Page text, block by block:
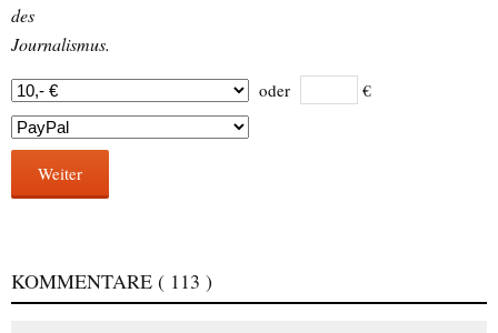
des
Journalismus.
oder €
Weiter
KOMMENTARE ( 113 )